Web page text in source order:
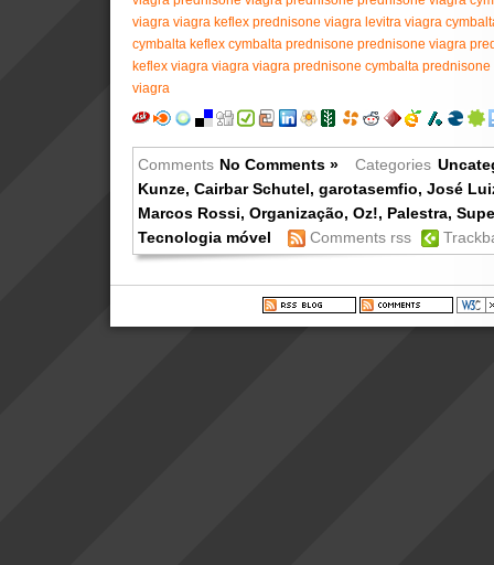
viagra viagra keflex prednisone viagra levitra viagra
cymbalta keflex cymbalta prednisone prednisone viagra
keflex viagra viagra viagra prednisone cymbalta prednisone
viagra
Comments No Comments » Categories
Kunze, Cairbar Schutel, garotasemfio, José
Marcos Rossi, Organização, Oz!, Palestra,
Tecnologia móvel
Comments rss